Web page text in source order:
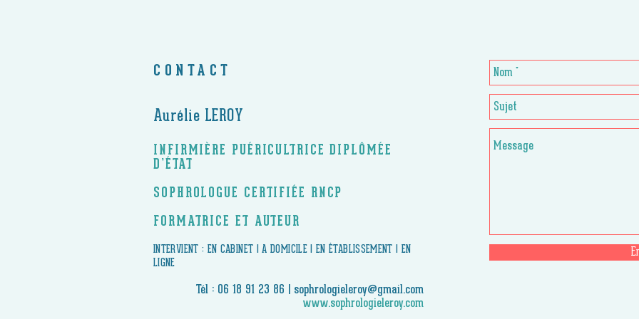
CONTACT
Aurélie LEROY
INFIRMIÈRE PUÉRICULTRICE DIPLÔMÉE
D’ÉTAT
SOPHROLOGUE CERTIFIÉE RNCP
FORMATRICE ET AUTEUR
​INTERVIENT : EN CABINET | A DOMICILE | EN ÉTABLISSEMENT | EN
LIGNE
Tél : 06 18 91 23 86 | sophrologieleroy@gmail.com
www.sophrologieleroy.com